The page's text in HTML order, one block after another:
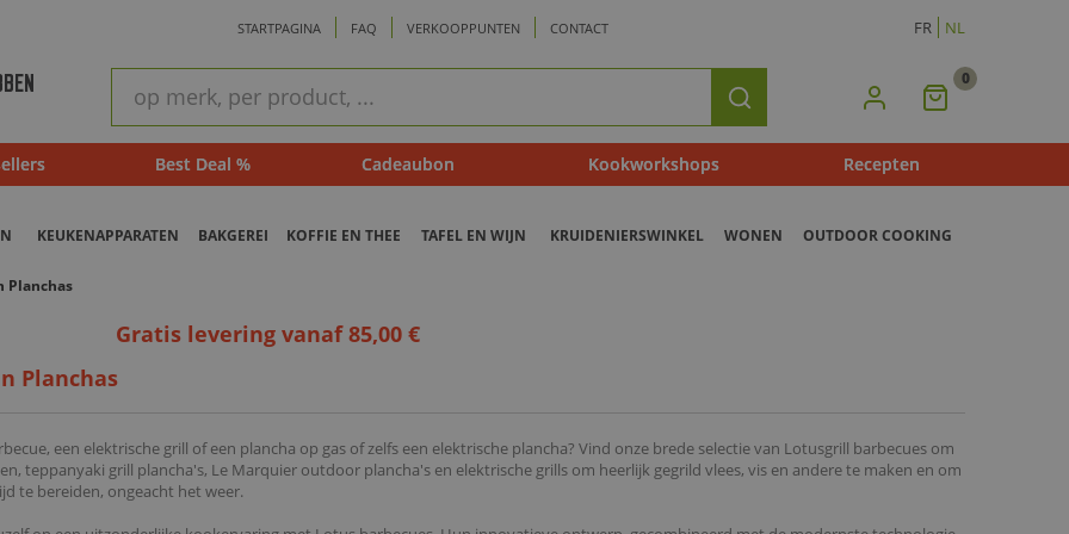
STARTPAGINA FAQ VERKOOPPUNTEN CONTACT FR NL
zoeken
Zoeken Mijn
0
Best Deal % Cadeaubon Kookworkshops Recepten
KEUKENAPPARATEN BAKGEREI KOFFIE EN THEE TAFEL EN WIJN KRUIDENIERSWINKEL WONEN OUTDOOR COOKING
Planchas
Gratis levering vanaf 85,00 €
Planchas
een elektrische grill of een plancha op gas of zelfs een elektrische plancha? Vind onze brede selectie van Lotusgrill barbecues om
teppanyaki grill plancha's, Le Marquier outdoor plancha's en elektrische grills om heerlijk gegrild vlees, vis en andere te maken en om
te bereiden, ongeacht het weer.